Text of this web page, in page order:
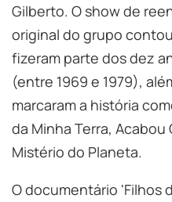
Gilberto. O show de
original do grupo
fizeram parte dos dez
(entre 1969 e 1979),
marcaram a história
da Minha Terra,
Mistério do Planeta.
O documentário 'Filhos